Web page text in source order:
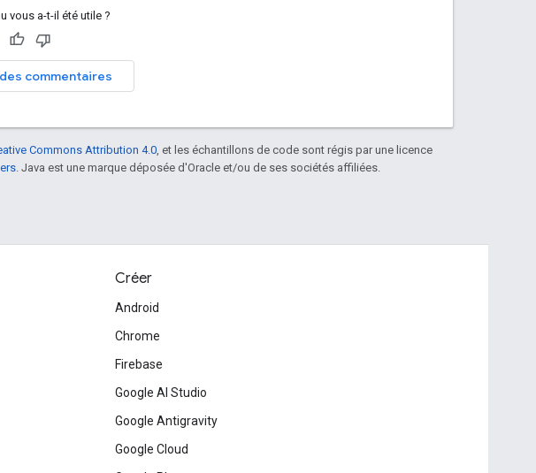
vous a-t-il été utile ?
commentaires
Commons Attribution 4.0 , et les échantillons de code sont régis par une licence
. Java est une marque déposée d'Oracle et/ou de ses sociétés affiliées.
Créer
Android
Chrome
Firebase
Google AI Studio
Google Antigravity
Google Cloud